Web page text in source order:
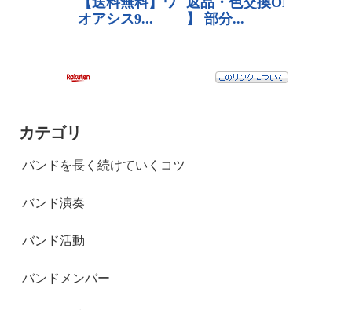
カテゴリ
バンドを長く続けていくコツ
バンド演奏
バンド活動
バンドメンバー